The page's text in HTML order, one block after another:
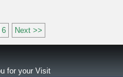
6 Next >>
for your Visit